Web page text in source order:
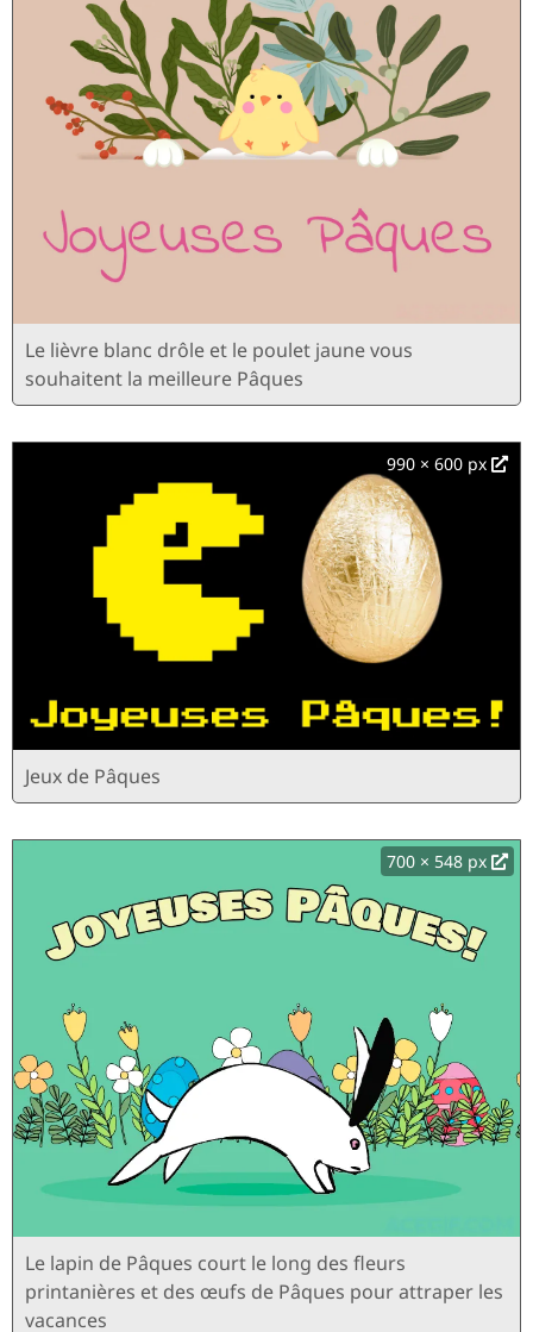
Le lièvre blanc drôle et le poulet jaune vous
souhaitent la meilleure Pâques
990 × 600 px
Jeux de Pâques
700 × 548 px
Le lapin de Pâques court le long des fleurs
printanières et des œufs de Pâques pour attraper les
vacances